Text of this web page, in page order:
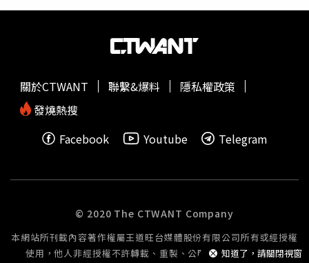
權益並維持民行不中斷。國光客運坦言，疫情時向銀行貸款
大造成周轉不易，雖南部路線停駛後每月虧損減少約1000
萬元，但整體資金運用仍需時間調整，已與銀行團協商，盼
信經營可回正軌，盼獲支持，未來不排除再評估其他路線停
駛。
知道了，請關閉視窗
關於CTWANT 聯繫&爆料
隱私權政策
發燒熱搜
Facebook
Youtube Telegram
© 2020 The CTWANT Company
本網站所刊載內容著作權屬王道旺台媒體股份有限公司所有或經授權
使用，他人非經授權不許轉載、重製、公開播送或公開傳輸。